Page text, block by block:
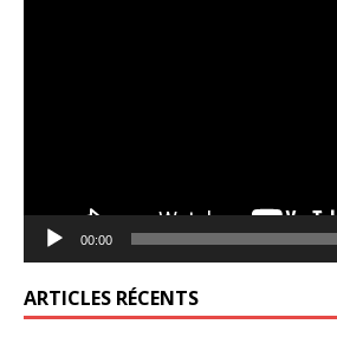
00:00
ARTICLES RÉCENTS